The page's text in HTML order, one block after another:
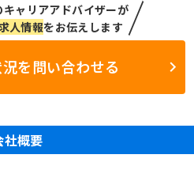
キャリアアドバイザーが
人情報をお伝えします
を問い合わせる
社概要